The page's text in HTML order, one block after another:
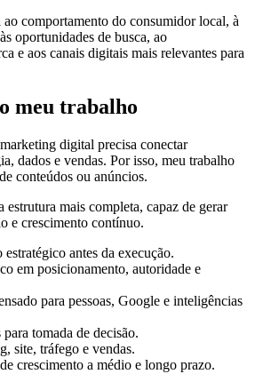
ao comportamento do consumidor local, à
oportunidades de busca, ao
e aos canais digitais mais relevantes para
meu trabalho
digital precisa conectar
dados e vendas. Por isso, meu trabalho
conteúdos ou anúncios.
estrutura mais completa, capaz de gerar
e crescimento contínuo.
antes da execução.
em posicionamento, autoridade e
para pessoas, Google e inteligências
tomada de decisão.
site, tráfego e vendas.
crescimento a médio e longo prazo.